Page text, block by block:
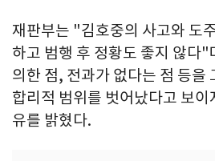
재판부는 "김호중의 사고와 도
하고 범행 후 정황도 좋지 않다
의한 점, 전과가 없다는 점 등을
합리적 범위를 벗어났다고 보이
유를 밝혔다.